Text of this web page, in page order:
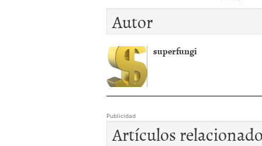
Autor
superfungi
Publicidad
Artículos